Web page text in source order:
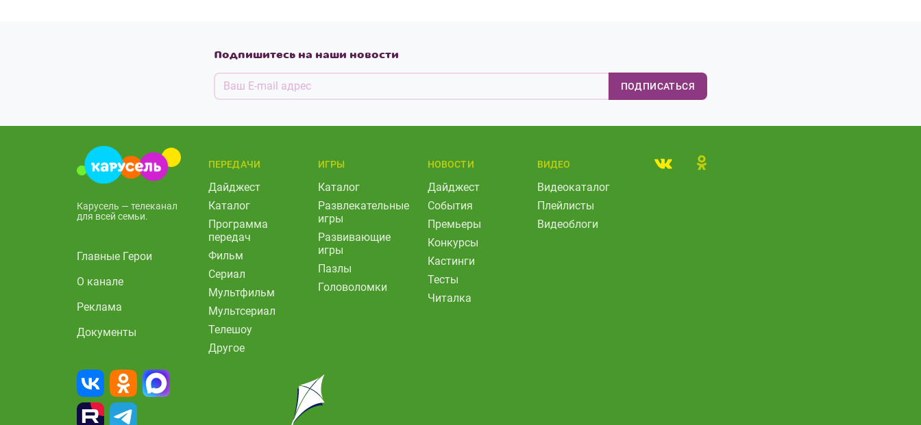
Подпишитесь на наши новости
ПОДПИСАТЬСЯ
Карусель — телеканал
для всей семьи.
Главные Герои
О канале
Реклама
Документы
ПЕРЕДАЧИ
Дайджест
Каталог
Программа
передач
Фильм
Сериал
Мультфильм
Мультсериал
Телешоу
Другое
ИГРЫ
Каталог
Развлекательные
игры
Развивающие
игры
Пазлы
Головоломки
НОВОСТИ
Дайджест
События
Премьеры
Конкурсы
Кастинги
Тесты
Читалка
ВИДЕО
Видеокаталог
Плейлисты
Видеоблоги